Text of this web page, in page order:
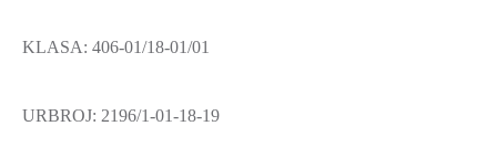
KLASA: 406-01/18-01/01
URBROJ: 2196/1-01-18-19